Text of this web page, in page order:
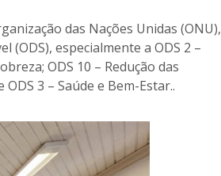
das Nações Unidas (ONU),
especialmente a ODS 2 –
ODS 10 – Redução das
3 – Saúde e Bem-Estar..